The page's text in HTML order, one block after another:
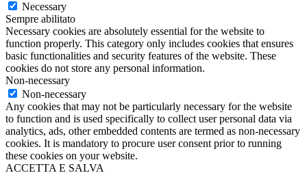
Necessary
Sempre abilitato
Necessary cookies are absolutely essential for the website to
function properly. This category only includes cookies that ensures
basic functionalities and security features of the website. These
cookies do not store any personal information.
Non-necessary
Non-necessary
Any cookies that may not be particularly necessary for the website
to function and is used specifically to collect user personal data via
analytics, ads, other embedded contents are termed as non-necessary
cookies. It is mandatory to procure user consent prior to running
these cookies on your website.
ACCETTA E SALVA